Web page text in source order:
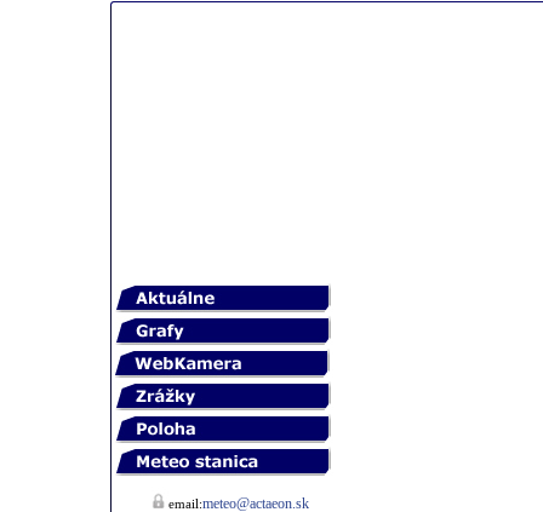
email:meteo@actaeon.sk